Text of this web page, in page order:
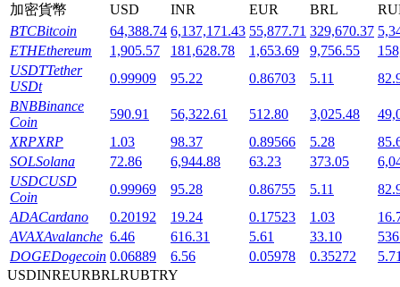
Launchpool
活期質押獲得熱門資產
鎖倉BTR
輕鬆獲得多重福利
加密貨幣 USD INR EUR BRL
BTCBitcoin 64,388.74 6,137,171.43 55,877.71 329,670.37
ETHEthereum 1,905.57 181,628.78 1,653.69 9,756.55
USDTTether
USDt
0.99909 95.22 0.86703 5.11
BNBBinance
Coin
590.91 56,322.61 512.80 3,025.48
XRPXRP 1.03 98.37 0.89566 5.28
SOLSolana 72.86 6,944.88 63.23 373.05
USDCUSD
Coin
0.99969 95.28 0.86755 5.11
ADACardano 0.20192 19.24 0.17523 1.03
AVAXAvalanche 6.46 616.31 5.61 33.10
DOGEDogecoin 0.06889 6.56 0.05978 0.35272
USDINREURBRLRUBTRY